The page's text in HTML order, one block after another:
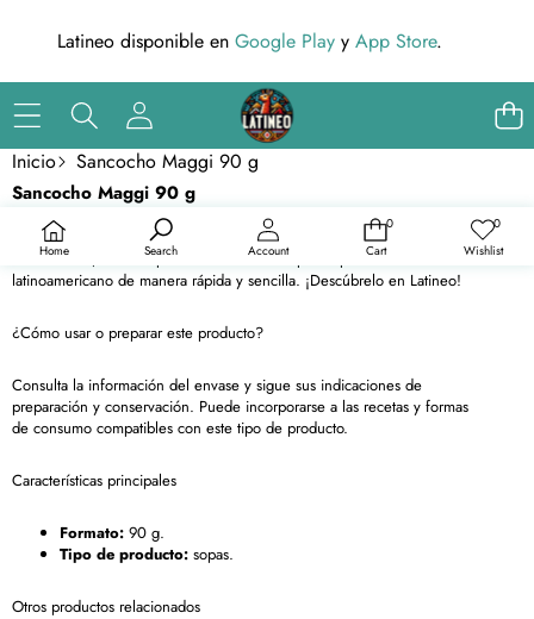
Latineo disponible en Google Playy App Store.
Home Search Account
0
0
Cart
0Listas
deseos
Wishlist
Inicio Sancocho Maggi 90 g
Saltar a la información del producto
Sancocho Maggi 90 g
El Sancocho Maggi de 90g es la solución perfecta para preparar un
delicioso sancocho en casa. Con su mezcla de especias y sabores
tradicionales, es ideal para disfrutar de este plato típico
latinoamericano de manera rápida y sencilla. ¡Descúbrelo en Latineo!
¿Cómo usar o preparar este producto?
Consulta la información del envase y sigue sus indicaciones de
preparación y conservación. Puede incorporarse a las recetas y formas
de consumo compatibles con este tipo de producto.
Características principales
Formato: 90 g.
Tipo de producto: sopas.
Otros productos relacionados